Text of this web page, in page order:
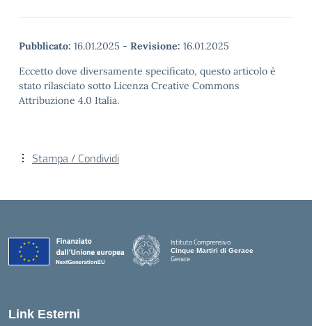
Pubblicato: 16.01.2025 - Revisione: 16.01.2025
Eccetto dove diversamente specificato, questo articolo è
stato rilasciato sotto Licenza Creative Commons
Attribuzione 4.0 Italia.
Stampa / Condividi
Istituto Comprensivo
Cinque Martiri di Gerace
Gerace
Link Esterni